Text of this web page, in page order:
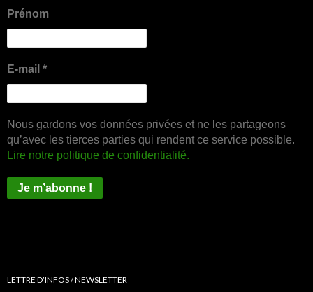
Prénom
E-mail *
Nous gardons vos données privées et ne les partageons
qu’avec les tierces parties qui rendent ce service possible.
Lire notre politique de confidentialité.
LETTRE D’INFOS / NEWSLETTER